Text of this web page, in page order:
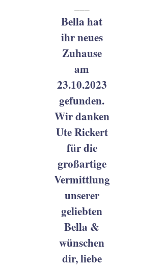
___
Bella hat
ihr neues
Zuhause
am
23.10.2023
gefunden.
Wir danken
Ute Rickert
für die
großartige
Vermittlung
unserer
geliebten
Bella &
wünschen
dir, liebe